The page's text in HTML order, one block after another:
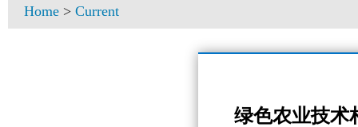
Home > Current
绿色农业技术